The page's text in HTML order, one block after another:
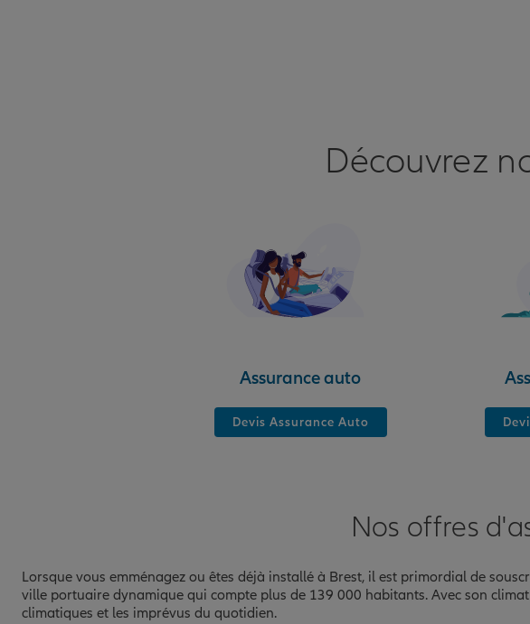
Découvrez
Assurance auto
Devis Assurance Auto
Nos offres
Lorsque vous emménagez ou êtes déjà installé à Brest, il est primordial de
ville portuaire dynamique qui compte plus de 139 000 habitants. Avec son
climatiques et les imprévus du quotidien.